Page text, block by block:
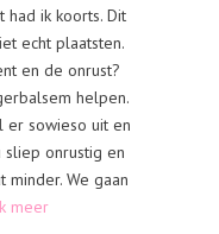
had ik koorts. Dit
echt plaatsten.
en de onrust?
helpen.
er sowieso uit en
onrustig en
We gaan
meer